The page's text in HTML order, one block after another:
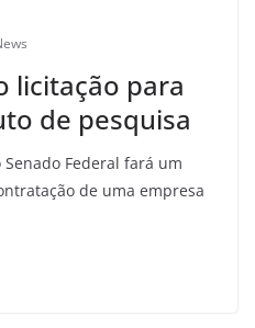
licitação para
de pesquisa
Federal fará um
de uma empresa